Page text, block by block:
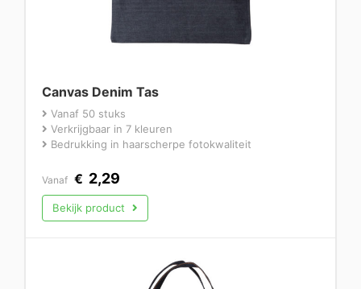
Canvas Denim Tas
Vanaf 50 stuks
Verkrijgbaar in 7 kleuren
Bedrukking in haarscherpe fotokwaliteit
Vanaf € 2,29
Bekijk product